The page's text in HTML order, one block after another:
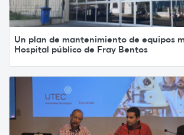
Un plan de mantenimiento de equipos
Hospital público de Fray Bentos